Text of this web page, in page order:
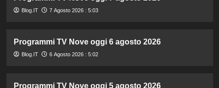
Blog.IT 7 Agosto 2026 : 5:03
Programmi TV Nove oggi 6 agosto 2026
Blog.IT 6 Agosto 2026 : 5:02
Programmi TV Nove oggi 5 agosto 2026